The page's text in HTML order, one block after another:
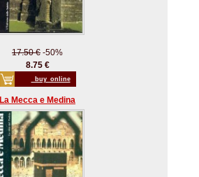
17.50 € -50%
8.75 €
_buy_online
La Mecca e Medina